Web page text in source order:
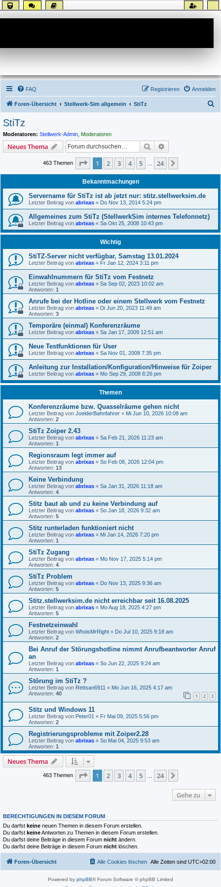
FAQ Anmelden
Registrieren
Foren-Übersicht Stellwerk-Sim allgemein StiTz
StiTz
Moderatoren: Stellwerk-Admin Moderatoren
Neues Thema Suche
463 Themen Seite 1von 24
1 2 3 4 5 24
Bekanntmachungen
Servername für StiTz ist ab jetzt nur: stitz.stellwerksim.de
Letzter Beitrag von abrixas « Do Nov 13, 2014 5:24 pm
Allgemeines zum StiTz (StellwerkSim internes Telefonnetz)
Letzter Beitrag von abrixas « Sa Okt 25, 2008 10:43 pm
Wichtig
StiTZ-Server nicht verfügbar, Samstag 13.01.2024
Letzter Beitrag von abrixas « Fr Jan 12, 2024 3:11 pm
Einwahlnummern für StiTz vom Festnetz
Letzter Beitrag von abrixas « Sa Sep 02, 2023 10:02 am
Antworten: 1
Anrufe bei der Hotline oder einem Stellwerk vom Festnetz
Letzter Beitrag von abrixas « Di Jun 20, 2023 11:49 am
Antworten: 3
Temporäre (einmal) Konferenzräume
Letzter Beitrag von abrixas « Sa Jan 17, 2009 12:51 am
Neue Testfunktionen für User
Letzter Beitrag von abrixas « Sa Nov 01, 2008 7:35 pm
Anleitung zur Installation/Konfiguration/Hinweise für Zoiper
Letzter Beitrag von abrixas « Mo Sep 29, 2008 8:26 pm
Themen
Konferenzräume bzw. Quasselräume gehen nicht
Letzter Beitrag von JoelderBahnfahrer « Mi Jun 10, 2026 10:08 am
Antworten: 2
StiTz Zoiper 2.43
Letzter Beitrag von abrixas « Sa Feb 21, 2026 11:23 am
Antworten: 1
Regionsraum legt immer auf
Letzter Beitrag von abrixas « So Feb 08, 2026 12:04 pm
Antworten: 13
Keine Verbindung
Letzter Beitrag von abrixas « Sa Jan 31, 2026 11:18 am
Antworten: 4
Stitz baut ab und zu keine Verbindung auf
Letzter Beitrag von abrixas « So Jan 18, 2026 9:32 am
Antworten: 5
Stitz runterladen funktioniert nicht
Letzter Beitrag von abrixas « Mi Jan 14, 2026 7:20 pm
Antworten: 1
StiTz Zugang
Letzter Beitrag von abrixas « Mo Nov 17, 2025 5:14 pm
Antworten: 4
StiTz Problem
Letzter Beitrag von abrixas « Do Nov 13, 2025 9:36 am
Antworten: 5
Stitz.stellwerksim.de nicht erreichbar seit 16.08.2025
Letzter Beitrag von abrixas « Mo Aug 18, 2025 4:27 pm
Antworten: 5
Festnetzeinwahl
Letzter Beitrag von WhoisMrRight « Do Jul 10, 2025 9:18 am
Antworten: 2
Bei Anruf der Störungshotline nimmt Anrufbeantworter Anruf
an
Letzter Beitrag von abrixas « So Jun 22, 2025 9:24 am
Antworten: 1
Störung im StiTz ?
Letzter Beitrag von Rettsan6911 « Mo Jun 16, 2025 4:17 am
Antworten: 40 1 2 3
Stitz und Windows 11
Letzter Beitrag von Peter01 « Fr Mai 09, 2025 5:56 pm
Antworten: 2
Registrierungsprobleme mit Zoiper2.28
Letzter Beitrag von abrixas « So Mai 04, 2025 9:53 am
Antworten: 1
Neues Thema
463 Themen Seite 1von 24
1 2 3 4 5 24
Gehe zu
BERECHTIGUNGEN IN DIESEM FORUM
Du darfst keine neuen Themen in diesem Forum erstellen.
Du darfst keineAntworten zu Themen in diesem Forum erstellen.
Du darfst deine Beiträge in diesem Forum nicht ändern.
Du darfst deine Beiträge in diesem Forum nicht löschen.
Foren-Übersicht Alle Zeiten sind UTC+02:00
Alle Cookies löschen
Powered by phpBB® Forum Software © phpBB Limited